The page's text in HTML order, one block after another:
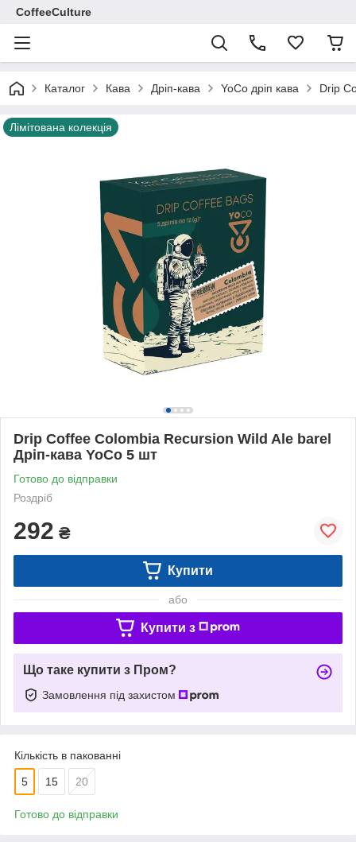
CoffeeCulture
Каталог Кава Дріп-кава YoCo дріп кава Drip
Лімітована колекція
Drip Coffee Colombia Recursion Wild Ale barel
Дріп-кава YoCo 5 шт
Готово до відправки
Роздріб
292 ₴
Купити
або
Купити з
Що таке купити з Пром?
Замовлення під захистом
Кількість в пакованні
5 15 20
Готово до відправки